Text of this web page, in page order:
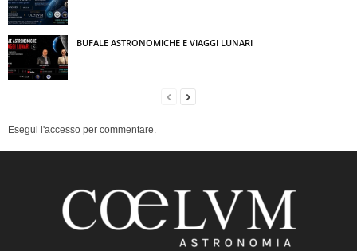
BUFALE ASTRONOMICHE E VIAGGI LUNARI
Esegui l'accesso per commentare.